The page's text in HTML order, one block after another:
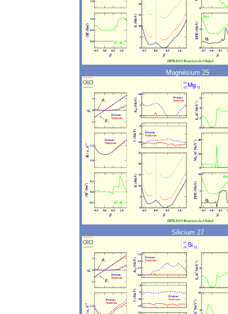
Magnésium 25
Silicium 27